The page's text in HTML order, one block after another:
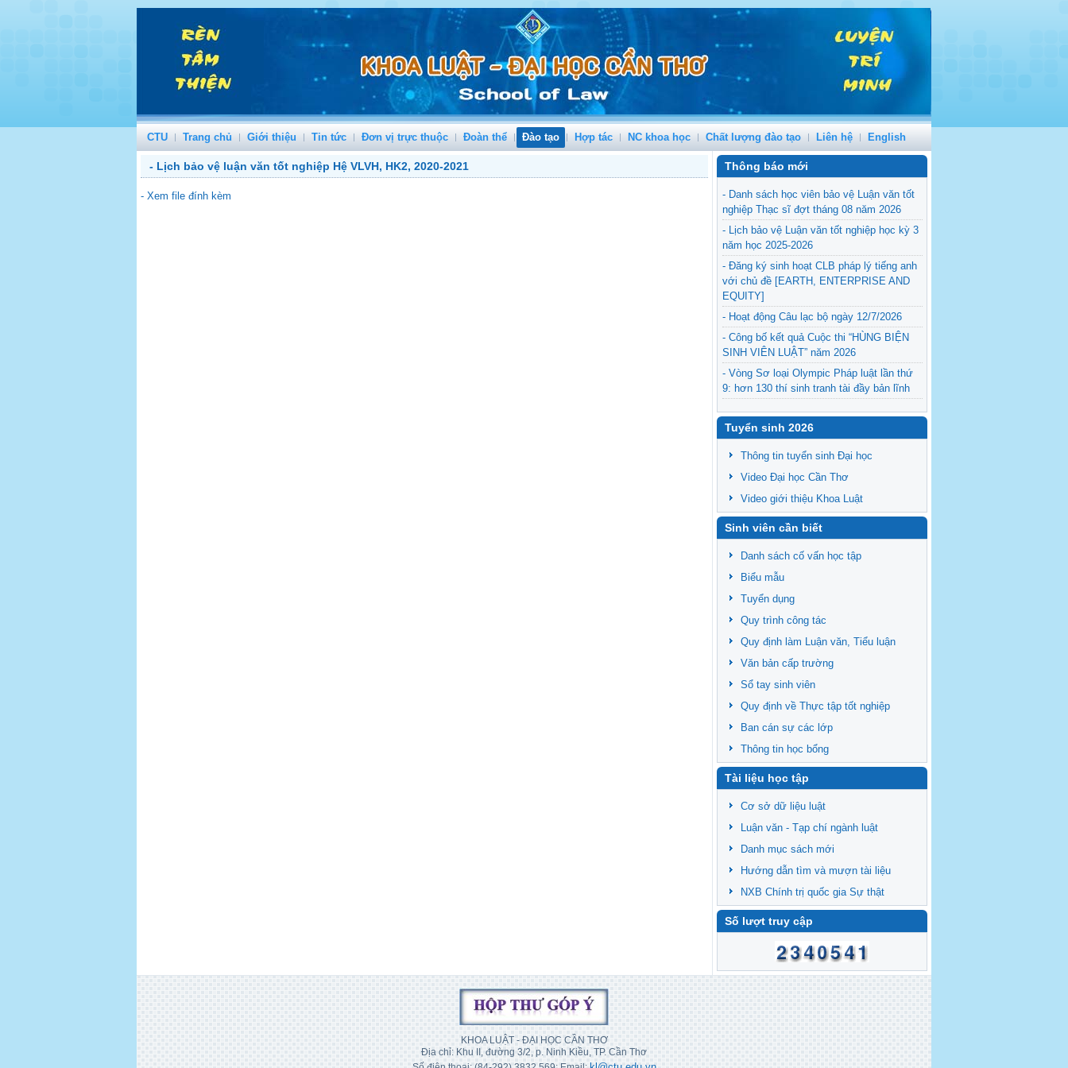
CTU Trang chủ Giới thiệu Tin tức Đơn vị trực thuộc Đoàn thể Đào tạo Hợp tác NC khoa học Chất lượng đào tạo Liên hệ English
- Lịch bảo vệ luận văn tốt nghiệp Hệ VLVH, HK2, 2020-2021
- Xem file đính kèm
Thông báo mới
- Danh sách học viên bảo vệ Luận văn tốt
nghiệp Thạc sĩ đợt tháng 08 năm 2026
- Lịch bảo vệ Luận văn tốt nghiệp học kỳ 3
năm học 2025-2026
- Đăng ký sinh hoạt CLB pháp lý tiếng anh
với chủ đề [EARTH, ENTERPRISE AND
EQUITY]
- Hoạt động Câu lạc bộ ngày 12/7/2026
- Công bố kết quả Cuộc thi “HÙNG BIỆN
SINH VIÊN LUẬT” năm 2026
- Vòng Sơ loại Olympic Pháp luật lần thứ
9: hơn 130 thí sinh tranh tài đầy bản lĩnh
- Chính thức công bố top 08 thí sinh bước
vào Vòng Bán kết cuộc thi “Hùng biện sinh
viên luật” 2026
- Tuyển cộng tác viên Ban Chủ nhiệm -
Legal English club – passing the torch
- Sinh hoạt của CLB Tiếng Anh pháp lý 05-
2026
- Kế hoạch bào vệ Luận văn/Đề án thạc sĩ
Tuyển sinh 2026
Thông tin tuyển sinh Đại học
Video Đại học Cần Thơ
Video giới thiệu Khoa Luật
Sinh viên cần biết
Danh sách cố vấn học tập
Biểu mẫu
Tuyển dụng
Quy trình công tác
Quy định làm Luận văn, Tiểu luận
Văn bản cấp trường
Sổ tay sinh viên
Quy định về Thực tập tốt nghiệp
Ban cán sự các lớp
Thông tin học bổng
Tài liệu học tập
Cơ sở dữ liệu luật
Luận văn - Tạp chí ngành luật
Danh mục sách mới
Hướng dẫn tìm và mượn tài liệu
NXB Chính trị quốc gia Sự thật
Số lượt truy cập
KHOA LUẬT - ĐẠI HỌC CẦN THƠ
Địa chỉ: Khu II, đường 3/2, p. Ninh Kiều, TP. Cần Thơ